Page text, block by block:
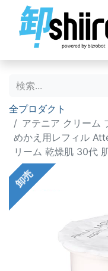
全プロダクト
アテニア クリーム
めかえ用レフィル
リーム 乾燥肌 30代
卸売